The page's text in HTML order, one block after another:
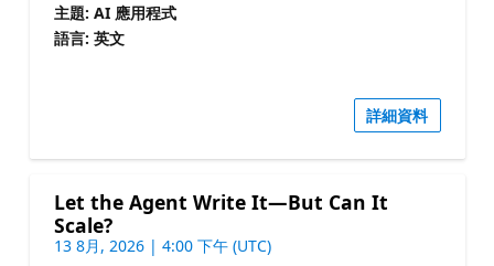
主題: AI 應用程式
語言: 英文
詳細資料
Let the Agent Write It—But Can It
Scale?
13 8月, 2026 | 4:00 下午 (UTC)